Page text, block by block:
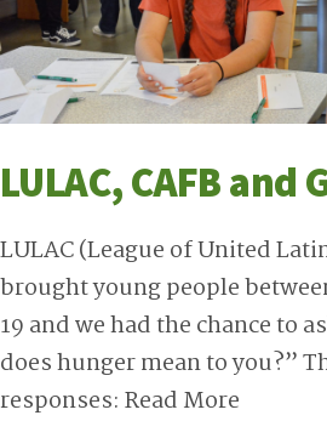
LULAC, CAFB and
LULAC (League of United
brought young people
19 and we had the chance to
does hunger mean to you?”
responses: Read More